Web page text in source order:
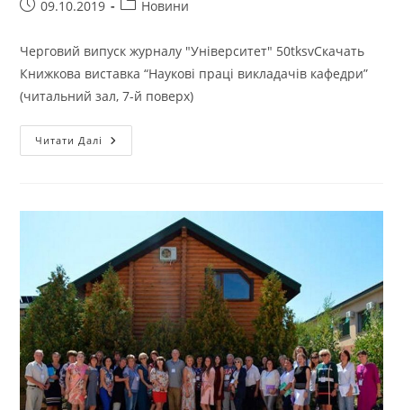
Запис09.10.2019
Категорія
Новини
Черговий випуск журналу "Університет" 50tksvСкачать
Книжкова виставка “Наукові праці викладачів кафедри”
(читальний зал, 7-й поверх)
Читати Далі ДО
ЮВІЛЕЮ
ШВЕЙНИХ
ВИРОБІВ